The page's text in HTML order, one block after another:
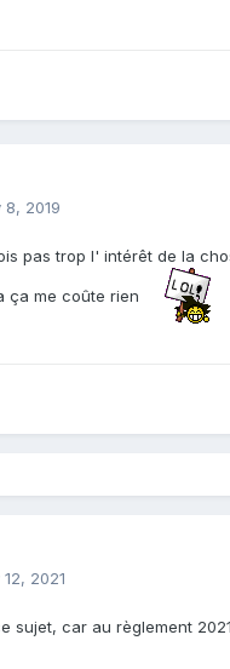
8, 2019
pas trop l' intérêt de la
ça me coûte rien
2021
sujet, car au règlement